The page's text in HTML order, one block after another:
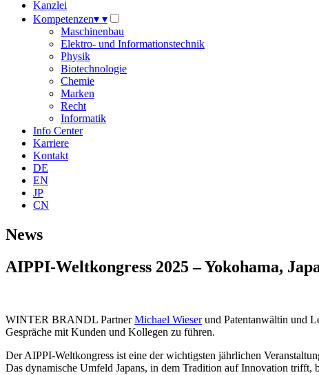
Kanzlei
Kompetenzen▾ ▾
Maschinenbau
Elektro- und Informationstechnik
Physik
Biotechnologie
Chemie
Marken
Recht
Informatik
Info Center
Karriere
Kontakt
DE
EN
JP
CN
News
AIPPI-Weltkongress 2025 – Yokohama,
WINTER BRANDL PartnerMichael Wieserund Patentanwältin und
Gespräche mit Kunden und Kollegen zu führen.
Der AIPPI-Weltkongress ist eine der wichtigsten jährlichen
Das dynamische Umfeld Japans, in dem Tradition auf Innovation trifft,